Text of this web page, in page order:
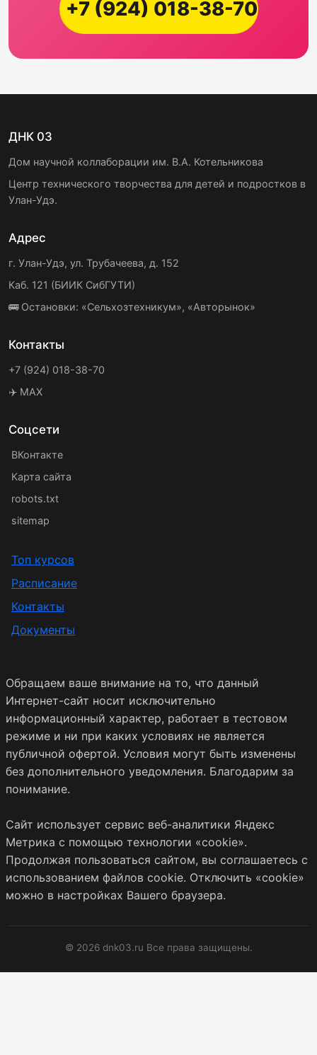
+7 (924) 018-38-70
ДНК 03
Дом научной коллаборации им. В.А. Котельникова
Центр технического творчества для детей и подростков в
Улан-Удэ.
Адрес
г. Улан-Удэ, ул. Трубачеева, д. 152
Каб. 121 (БИИК СибГУТИ)
🚌 Остановки: «Сельхозтехникум», «Авторынок»
Контакты
+7 (924) 018-38-70
✈️ MAX
Соцсети
ВКонтакте
Карта сайта
robots.txt
sitemap
Топ курсов
Расписание
Контакты
Документы
Обращаем ваше внимание на то, что данный
Интернет-сайт носит исключительно
информационный характер, работает в тестовом
режиме и ни при каких условиях не является
публичной офертой. Условия могут быть изменены
без дополнительного уведомления. Благодарим за
понимание.
Сайт использует сервис веб-аналитики Яндекс
Метрика с помощью технологии «cookie».
Продолжая пользоваться сайтом, вы соглашаетесь с
использованием файлов cookie. Отключить «cookie»
можно в настройках Вашего браузера.
© 2026 dnk03.ru Все права защищены.